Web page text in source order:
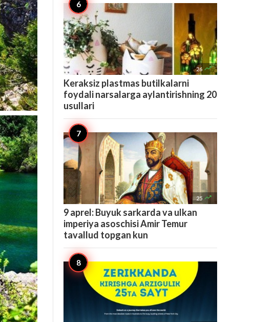
26 
Keraksiz plastmas butilkalarni
foydali narsalarga aylantirishning 20
usullari
25 
9 aprel: Buyuk sarkarda va ulkan
imperiya asoschisi Amir Temur
tavallud topgan kun